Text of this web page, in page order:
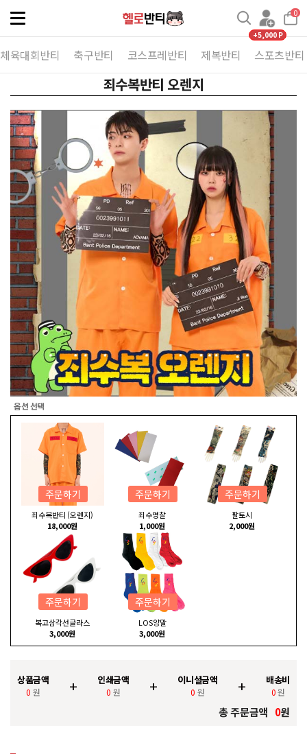
Toggle
navigation
0
+5,000 P
체육대회반티 축구반티 코스프레반티 제복반티 스포츠반티
죄수복반티 오렌지
옵션 선택
주문하기
죄수복반티 (오렌지)
18,000원
주문하기
죄수명찰
1,000원
주문하기
팔토시
2,000원
주문하기
복고삼각선글라스
3,000원
주문하기
LOS양말
3,000원
상품금액
0 원 + 인쇄금액
0 원 + 이니셜금액
0 원 + 배송비
0원
총 주문금액 0원